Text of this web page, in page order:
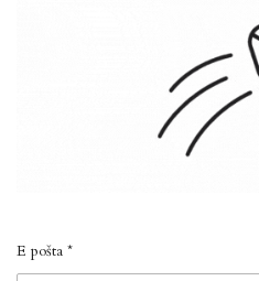
E pošta *